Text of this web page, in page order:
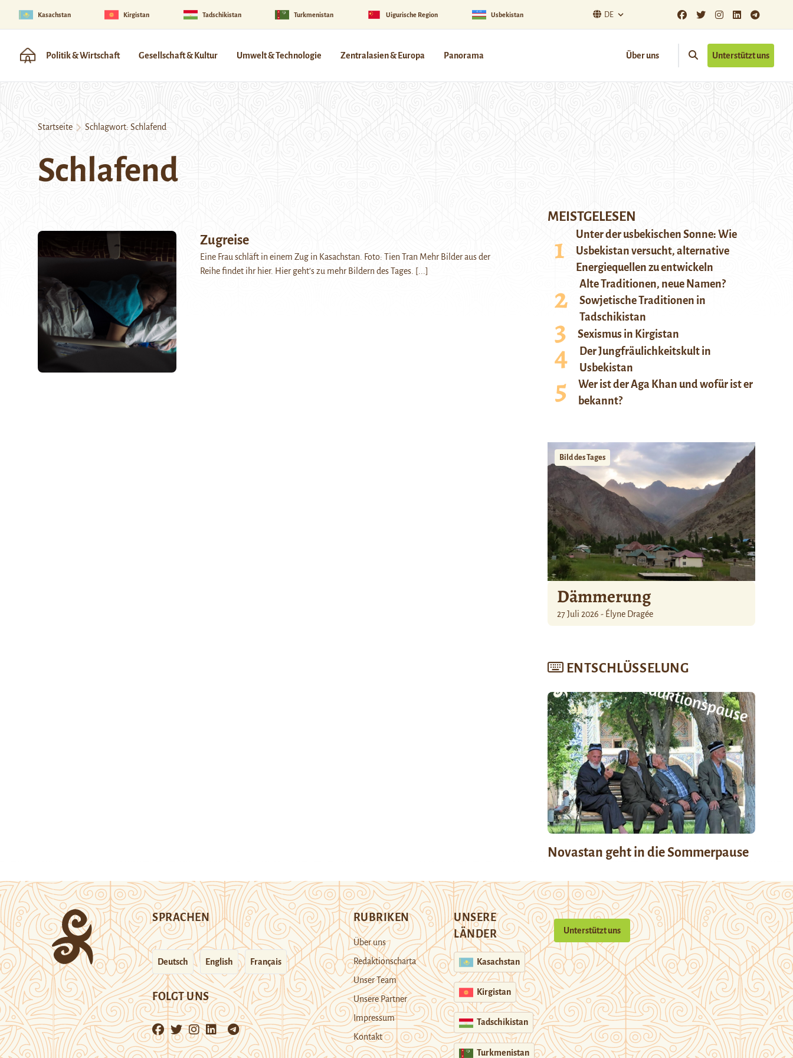
Kasachstan Kirgistan Tadschikistan Turkmenistan Uigurische Region Usbekistan DE
Politik & Wirtschaft Gesellschaft & Kultur Umwelt & Technologie Zentralasien & Europa Panorama Über uns Unterstützt uns
Startseite Schlagwort: Schlafend
Schlafend
Zugreise
Eine Frau schläft in einem Zug in Kasachstan. Foto: Tien Tran Mehr Bilder aus der
Reihe findet ihr hier. Hier geht’s zu mehr Bildern des Tages. [...]
MEISTGELESEN
Unter der usbekischen Sonne: Wie
Usbekistan versucht, alternative
Energiequellen zu entwickeln
Alte Traditionen, neue Namen?
Sowjetische Traditionen in
Tadschikistan
Sexismus in Kirgistan
Der Jungfräulichkeitskult in
Usbekistan
Wer ist der Aga Khan und wofür ist er
bekannt?
Bild des Tages
Dämmerung
27 Juli 2026 - Élyne Dragée
ENTSCHLÜSSELUNG
Novastan geht in die Sommerpause
SPRACHEN
Deutsch English Français
FOLGT UNS
RUBRIKEN
Über uns
Redaktionscharta
Unser Team
Unsere Partner
Impressum
Kontakt
UNSERE
LÄNDER
Kasachstan
Kirgistan
Tadschikistan
Turkmenistan
Unterstützt uns